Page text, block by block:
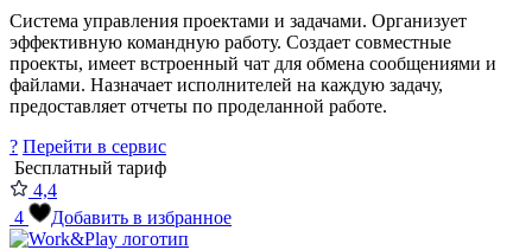
Система управления проектами и задачами. Организует
эффективную командную работу. Создает совместные
проекты, имеет встроенный чат для обмена сообщениями и
файлами. Назначает исполнителей на каждую задачу,
предоставляет отчеты по проделанной работе.
? Перейти в сервис
Бесплатный тариф
4,4
4
Добавить в избранное